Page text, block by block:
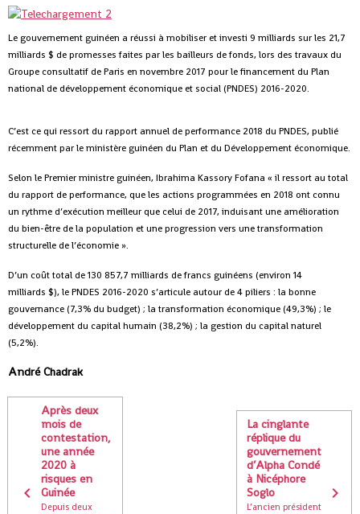
Le gouvernement guinéen a réussi à mobiliser et investi 9 milliards sur les 21,7
milliards $ de promesses faites par les bailleurs de fonds, lors des travaux du
Groupe consultatif de Paris en novembre 2017 pour le financement du Plan
national de développement économique et social (PNDES) 2016-2020.
C’est ce qui ressort du rapport annuel de performance 2018 du PNDES, publié
récemment par le ministère guinéen du Plan et du Développement économique.
Selon le Premier ministre guinéen, Ibrahima Kassory Fofana « il ressort au total
du rapport de performance, que les actions programmées en 2018 ont connu
un rythme d’exécution meilleur que celui de 2017, induisant une amélioration
du bien-être de la population et une progression vers une transformation
structurelle de l’économie ».
D’un coût total de 130 857,7 milliards de francs guinéens (environ 14
milliards $), le PNDES 2016-2020 s’articule autour de 4 piliers : la bonne
gouvernance (7,3% du budget) ; la transformation économique (49,3%) ; le
développement du capital humain (38,2%) ; la gestion du capital naturel
(5,2%).
André Chadrak
Après deux
mois de
contestation,
une année
2020 à
risques en
Guinée
Depuis deux
La cinglante
réplique du
gouvernement
d’Alpha Condé
à Nicéphore
Soglo
L’ancien président